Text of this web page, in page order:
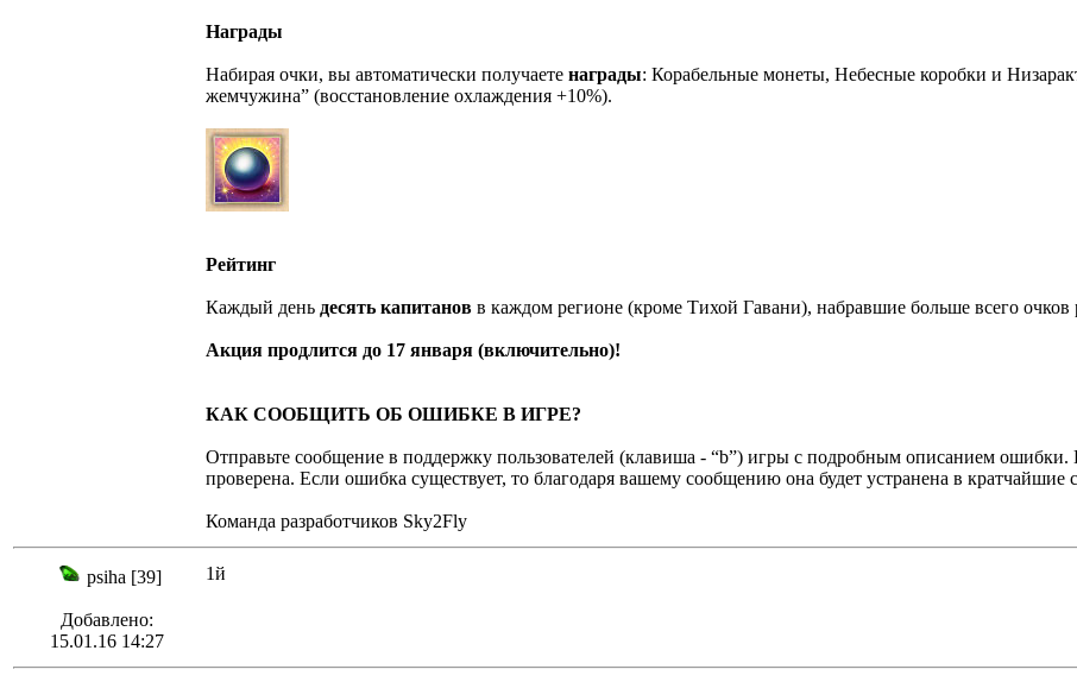
Награды
Набирая очки, вы автоматически получаете награды: Корабельные монеты, Небесные коробки и
жемчужина” (восстановление охлаждения +10%).
Рейтинг
Каждый день десять капитанов в каждом регионе (кроме Тихой Гавани), набравшие больше всего очков
Акция продлится до 17 января (включительно)!
КАК СООБЩИТЬ ОБ ОШИБКЕ В ИГРЕ?
Отправьте сообщение в поддержку пользователей (клавиша - “b”) игры с подробным описанием
проверена. Если ошибка существует, то благодаря вашему сообщению она будет устранена в кратчайшие
Команда разработчиков Sky2Fly
psiha [39]
Добавлено:
15.01.16 14:27
1й